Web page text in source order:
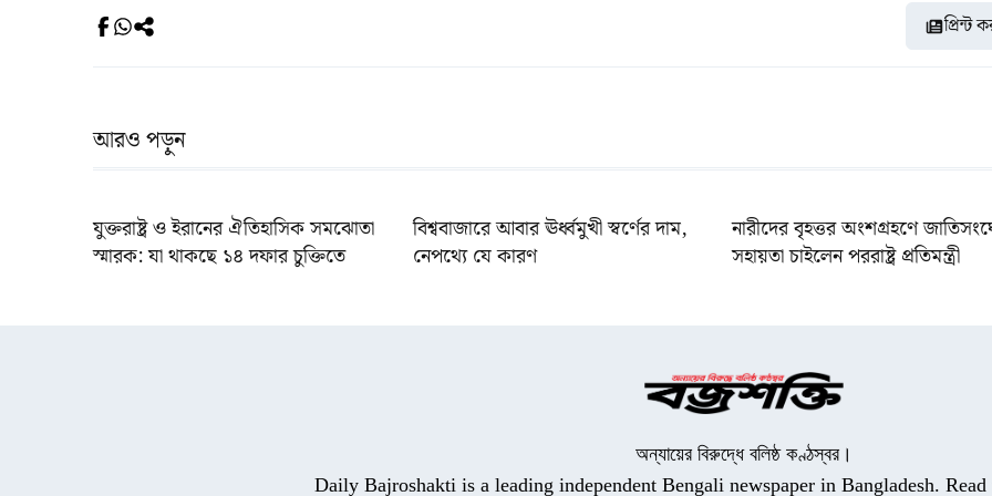
প্রিন্ট
আরও পড়ুন
যুক্তরাষ্ট্র ও ইরানের ঐতিহাসিক সমঝোতা
স্মারক: যা থাকছে ১৪ দফার চুক্তিতে
বিশ্ববাজারে আবার ঊর্ধ্বমুখী স্বর্ণের দাম,
নেপথ্যে যে কারণ
নারীদের বৃহত্তর অংশগ্রহণে
সহায়তা চাইলেন পররাষ্ট্র প্রতিমন্ত্রী
অন্যায়ের বিরুদ্ধে বলিষ্ঠ কণ্ঠস্বর।
Daily Bajroshakti is a leading independent Bengali newspaper in Bangladesh. Read